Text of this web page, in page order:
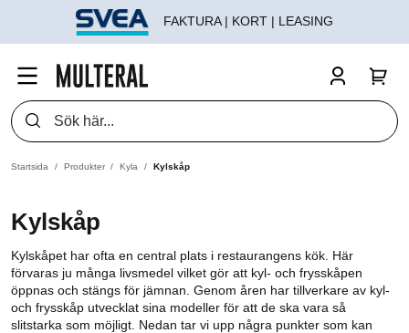
FAKTURA | KORT | LEASING
Startsida Produkter Kyla Kylskåp
Kylskåp
Kylskåpet har ofta en central plats i restaurangens kök. Här
förvaras ju många livsmedel vilket gör att kyl- och frysskåpen
öppnas och stängs för jämnan. Genom åren har tillverkare av kyl-
och frysskåp utvecklat sina modeller för att de ska vara så
slitstarka som möjligt. Nedan tar vi upp några punkter som kan